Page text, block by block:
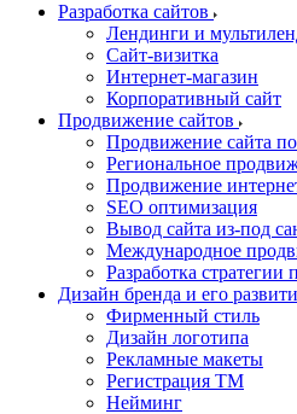
Разработка сайтов
Лендинги и
Сайт-визитка
Интернет-магазин
Корпоративный сайт
Продвижение сайтов
Продвижение сайта
Региональное
Продвижение
SEO оптимизация
Вывод сайта из-под
Международное
Разработка стратегии
Дизайн бренда и его
Фирменный стиль
Дизайн логотипа
Рекламные макеты
Регистрация ТМ
Нейминг